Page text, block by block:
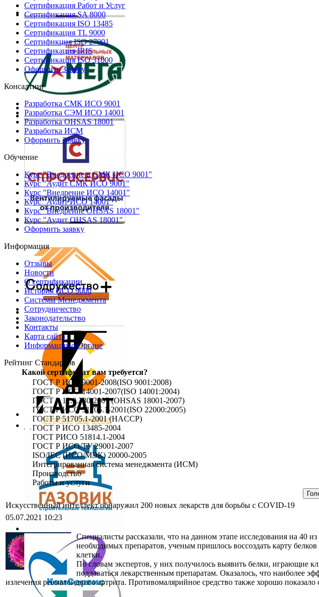
Сертификация Работ и Услуг
Сертификация SA 8000
Сертификация ISO 13485
Сертификация TL 9000
Сертификция ISO 27001
Сертификация IRIS
Сертификация ISO 31000
Оформить Заявку
Консалтинг
Разработка СМК ИСО 9001
Разработка СЭМ ИСО 14001
Разработка OHSAS 18001
Разработка ИСМ
Оформить Заявку
Обучение
Курс "Внедрение в СМК ИСО 9001"
Курс "Аудит СМК ИСО 9001"
Курс "Внедрение ИСО 14001"
Курс "Аудит ИСО 14001"
Курс "Внедрение OHSAS 18001"
Курс "Аудит OHSAS 18001"
Оформить заявку
Информация
Отзывы
Новости
О сертификации
История ИСО 9000
Системы Менеджмента
Сотрудничество
Законодательство
Контакты
Карта сайта
Информация о Органе
Рейтинг Стандартов
Какой сертификат вам требуется?
ГОСТ Р ИСО 9001-2008(ISO 9001:2008)
ГОСТ Р ИСО 14001-2007(ISO 14001:2004)
ГОСТ Р 12.0.230-2007 (OHSAS 18001-2007)
ГОСТ Р ИСО 51705.1-2001(ISO 22000:2005)
ГОСТ Р 51705.1-2001 (HACCP)
ГОСТ Р ИСО 13485-2004
ГОСТ РИСО 51814.1-2004
ГОСТ Р ИСО/ТУ 29001-2007
ISO/IEC (ИСО/МЭК) 20000-2005
Интегрированная система менеджмента (ИСМ)
Производство
Работы и услуги
Искусственный интеллект обнаружил 200 новых лекарств для борьбы с COVID-19
05.07.2021 10:23
Специалисты рассказали, что на данном этапе исследования на 40
необходимых препаратов, ученым пришлось воссоздать карту
клетки.
По словам экспертов, у них получилось выявить белки, играющие
поддаваться лекарственным препаратам. Оказалось, что наиболее
излечения ревматоидного артрита. Противомалярийное средство также хорошо